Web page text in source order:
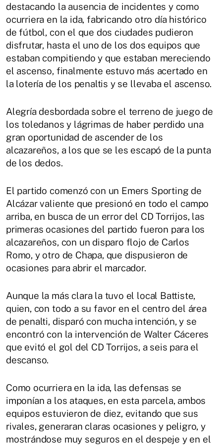
destacando la ausencia de incidentes y como
ocurriera en la ida, fabricando otro día histórico
de fútbol, con el que dos ciudades pudieron
disfrutar, hasta el uno de los dos equipos que
estaban compitiendo y que estaban mereciendo
el ascenso, finalmente estuvo más acertado en
la lotería de los penaltis y se llevaba el ascenso.
Alegría desbordada sobre el terreno de juego de
los toledanos y lágrimas de haber perdido una
gran oportunidad de ascender de los
alcazareños, a los que se les escapó de la punta
de los dedos.
El partido comenzó con un Emers Sporting de
Alcázar valiente que presionó en todo el campo
arriba, en busca de un error del CD Torrijos, las
primeras ocasiones del partido fueron para los
alcazareños, con un disparo flojo de Carlos
Romo, y otro de Chapa, que dispusieron de
ocasiones para abrir el marcador.
Aunque la más clara la tuvo el local Battiste,
quien, con todo a su favor en el centro del área
de penalti, disparó con mucha intención, y se
encontró con la intervención de Walter Cáceres
que evitó el gol del CD Torrijos, a seis para el
descanso.
Como ocurriera en la ida, las defensas se
imponían a los ataques, en esta parcela, ambos
equipos estuvieron de diez, evitando que sus
rivales, generaran claras ocasiones y peligro, y
mostrándose muy seguros en el despeje y en el